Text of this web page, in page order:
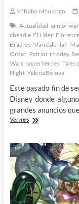
M'Rabo Mhulargo
Actualidad armor
cheadle El Líder
Bradley Mandalorian
Order Patriot rhodey
Wars superhéroes Tales
Night Yelena Belova
Este pasado fin de
Disney donde
grandes anuncios que
Ver másDisney
Una
convención
un
tanto
decepcionante
pero
con